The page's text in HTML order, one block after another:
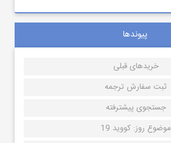
پیوندها
خریدهای قبلی
ثبت سفارش ترجمه
جستجوی پیشترفته
موضوع روز: کووید 19